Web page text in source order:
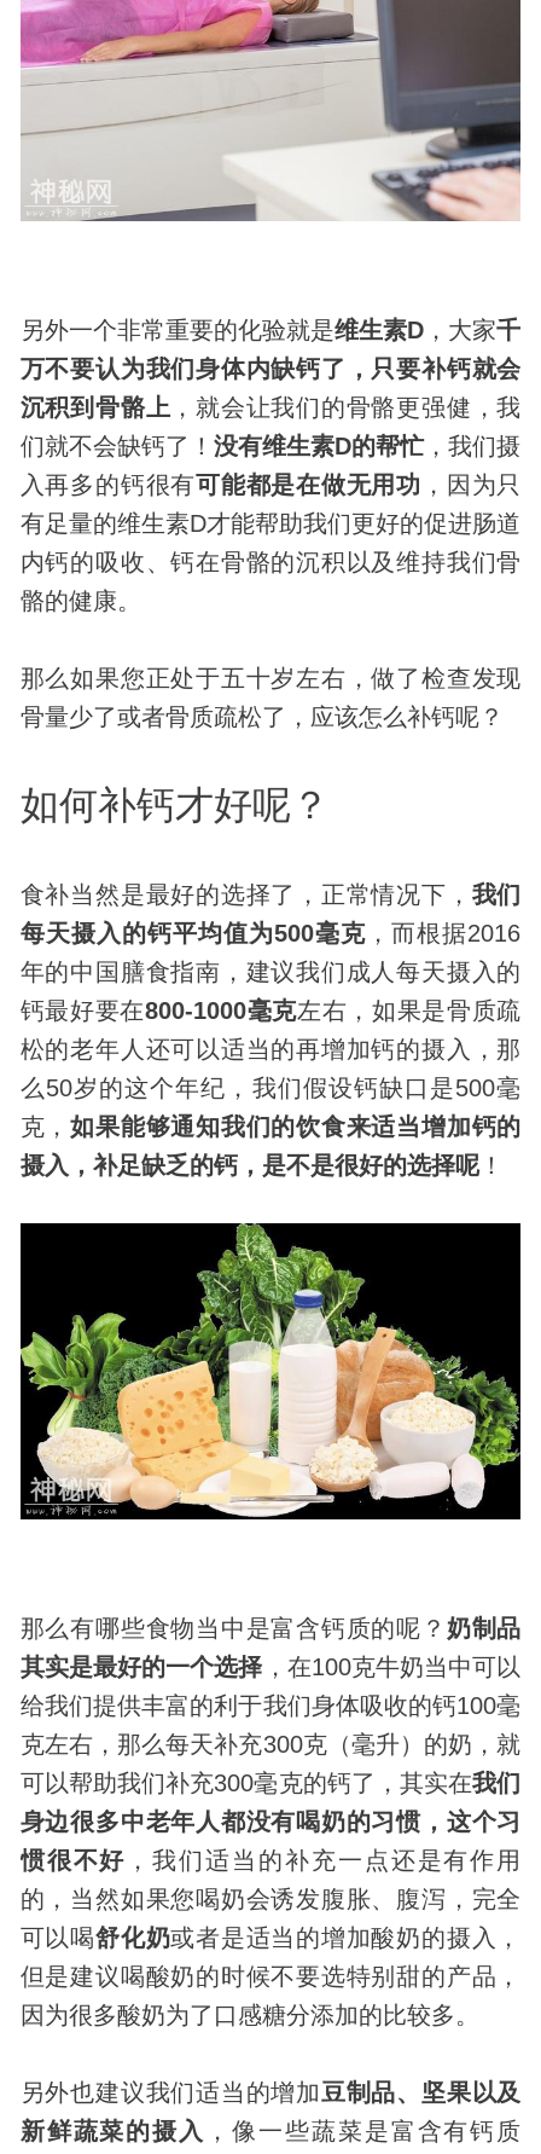
另外一个非常重要的化验就是维生素D ，大家千
万不要认为我们身体内缺钙了，只要补钙就会
沉积到骨骼上 ，就会让我们的骨骼更强健，我
们就不会缺钙了！ 没有维生素D的帮忙，我们摄
入再多的钙很有可能都是在做无用功 ，因为只
有足量的维生素D才能帮助我们更好的促进肠道
内钙的吸收、钙在骨骼的沉积以及维持我们骨
骼的健康。
那么如果您正处于五十岁左右，做了检查发现
骨量少了或者骨质疏松了，应该怎么补钙呢？
如何补钙才好呢？
食补当然是最好的选择了，正常情况下， 我们
每天摄入的钙平均值为500毫克 ，而根据2016
年的中国膳食指南，建议我们成人每天摄入的
钙最好要在800-1000毫克左右，如果是骨质疏
松的老年人还可以适当的再增加钙的摄入，那
么50岁的这个年纪，我们假设钙缺口是500毫
克，如果能够通知我们的饮食来适当增加钙的
摄入，补足缺乏的钙，是不是很好的选择呢！
那么有哪些食物当中是富含钙质的呢？ 奶制品
其实是最好的一个选择 ，在100克牛奶当中可以
给我们提供丰富的利于我们身体吸收的钙100毫
克左右，那么每天补充300克（毫升）的奶，就
可以帮助我们补充300毫克的钙了，其实在我们
身边很多中老年人都没有喝奶的习惯，这个习
惯很不好 ，我们适当的补充一点还是有作用
的，当然如果您喝奶会诱发腹胀、腹泻，完全
可以喝舒化奶或者是适当的增加酸奶的摄入，
但是建议喝酸奶的时候不要选特别甜的产品，
因为很多酸奶为了口感糖分添加的比较多。
另外也建议我们适当的增加豆制品、坚果以及
新鲜蔬菜的摄入
，像一些蔬菜是富含有钙质